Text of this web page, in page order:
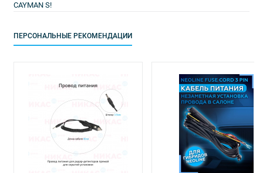
CAYMAN S!
ПЕРСОНАЛЬНЫЕ РЕКОМЕНДАЦИИ